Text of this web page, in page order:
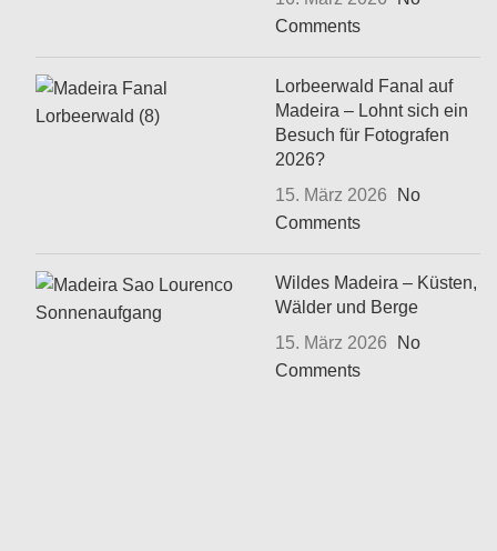
Comments
Lorbeerwald Fanal auf
Madeira – Lohnt sich ein
Besuch für Fotografen
2026?
15. März 2026
No
Comments
Wildes Madeira – Küsten,
Wälder und Berge
15. März 2026
No
Comments